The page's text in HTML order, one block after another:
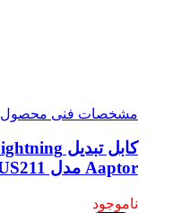
مشخصات فنی محصول
Aaptor مدل US211 کد 30756
ناموجود